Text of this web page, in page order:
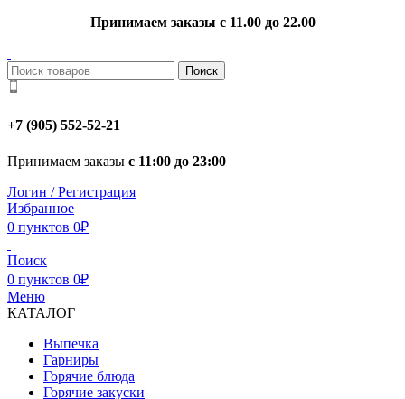
Принимаем заказы с 11.00 до 22.00
Поиск
+7 (905) 552-52-21
Принимаем заказы с 11:00 до 23:00
Логин / Регистрация
Избранное
0 пунктов 0₽
Поиск
0 пунктов 0₽
Меню
КАТАЛОГ
Выпечка
Гарниры
Горячие блюда
Горячие закуски